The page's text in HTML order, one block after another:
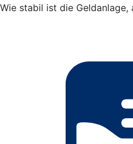
Wie stabil ist die Geldanlage,